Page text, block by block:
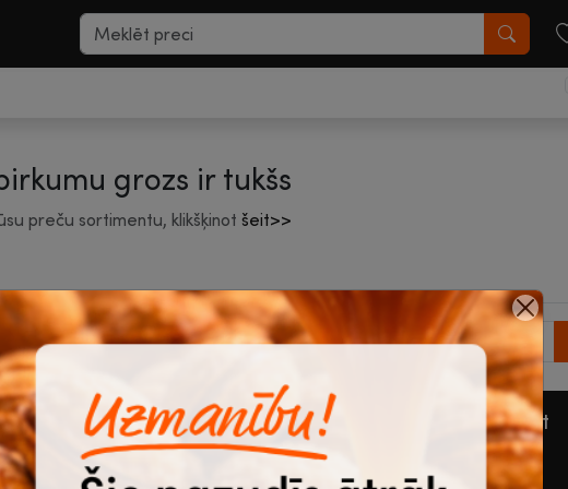
grozs ir tukšs
preču sortimentu, klikšķinot šeit>>
Uzzini jaunumus pirmais, pieraksties
e-ziņām!
Noderīgi
Piegādes nosacījumi
Iepirkšanās noteikumi
Nāc strādāt
Vakances